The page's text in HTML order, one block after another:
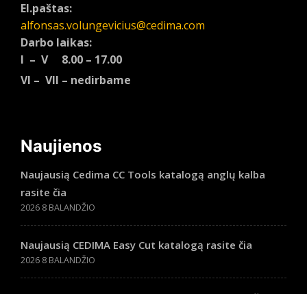
El.paštas:
alfonsas.volungevicius@cedima.com
Darbo laikas:
I – V 8.00 – 17.00
VI – VII – nedirbame
Naujienos
Naujausią Cedima CC Tools katalogą anglų kalba
rasite čia
2026 8 BALANDŽIO
Naujausią CEDIMA Easy Cut katalogą rasite čia
2026 8 BALANDŽIO